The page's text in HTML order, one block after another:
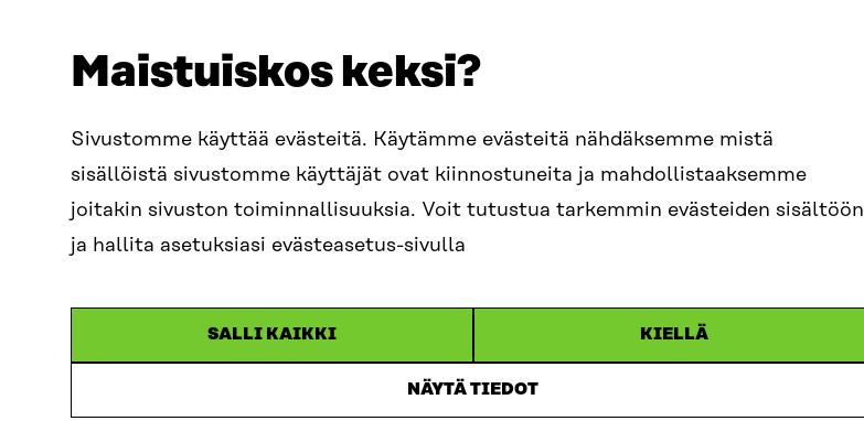
Maistuiskos keksi?
Sivustomme käyttää evästeitä. Käytämme evästeitä nähdäksemme mistä
sisällöistä sivustomme käyttäjät ovat kiinnostuneita ja mahdollistaaksemme
joitakin sivuston toiminnallisuuksia. Voit tutustua tarkemmin evästeiden sisältöön
ja hallita asetuksiasi evästeasetus-sivulla
SALLI KAIKKI KIELLÄ
NÄYTÄ TIEDOT
Itämerenkatu 11-13, PL 160,
00181 Helsinki
Saapumisohjeet
Y-TUNNUS
+358 294 618 991
SÄHKÖPOSTI
etunimi.sukunimi@sitra.fi